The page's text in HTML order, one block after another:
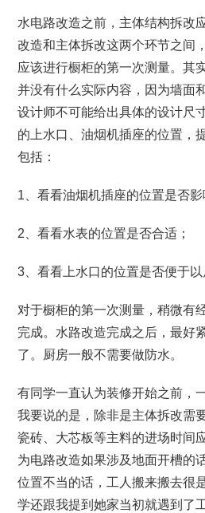
水电路改造之前，主体结构拆改
改造和主体拆改这两个环节之间
应该进行橱柜的第一次测量。其
并没有什么实际内容，因为墙面
设计师不可能给出具体的设计尺
的上水口、油烟机插座的位置，
包括：
1、看看油烟机插座的位置是否影
2、看看水表的位置是否合适；
3、看看上水口的位置是否便于以
对于橱柜的第一次测量，稍微有
完成。水路改造完成之后，最好
了。厨房一般不需要做防水。
有同学一直认为装修开始之前，
我要说的是，除非是主体拆改需
瓷砖、大芯板等主料的进场时间
为电路改造如果涉及地面开槽的
位置不当的话，工人搬来搬去很
学还跟我提到她家当初就遇到了